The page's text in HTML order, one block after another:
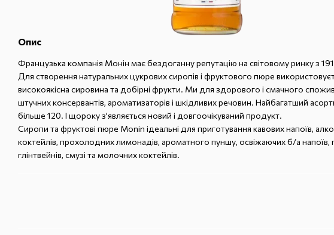
Опис
Французька компанія Монін має бездоганну репутацію на світовому ринку з
Для створення натуральних цукрових сиропів і фруктового пюре
високоякісна сировина та добірні фрукти. Ми для здорового і смачного
штучних консервантів, ароматизаторів і шкідливих речовин. Найбагатший
більше 120. І щороку з'являється новий і довгоочікуваний продукт.
Сиропи та фруктові пюре Monin ідеальні для приготування кавових напоїв,
коктейлів, прохолодних лимонадів, ароматного пуншу, освіжаючих б/а напоїв,
глінтвейнів, смузі та молочних коктейлів.